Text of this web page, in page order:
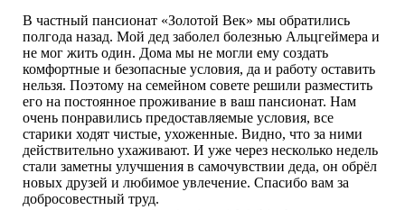
В частный пансионат «Золотой Век» мы обратились
полгода назад. Мой дед заболел болезнью Альцгеймера и
не мог жить один. Дома мы не могли ему создать
комфортные и безопасные условия, да и работу оставить
нельзя. Поэтому на семейном совете решили разместить
его на постоянное проживание в ваш пансионат. Нам
очень понравились предоставляемые условия, все
старики ходят чистые, ухоженные. Видно, что за ними
действительно ухаживают. И уже через несколько недель
стали заметны улучшения в самочувствии деда, он обрёл
новых друзей и любимое увлечение. Спасибо вам за
добросовестный труд.